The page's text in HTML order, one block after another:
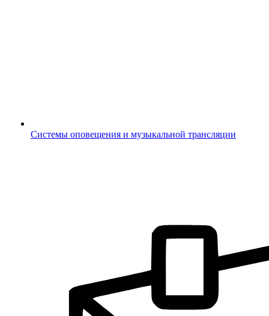
Системы оповещения и музыкальной трансляции